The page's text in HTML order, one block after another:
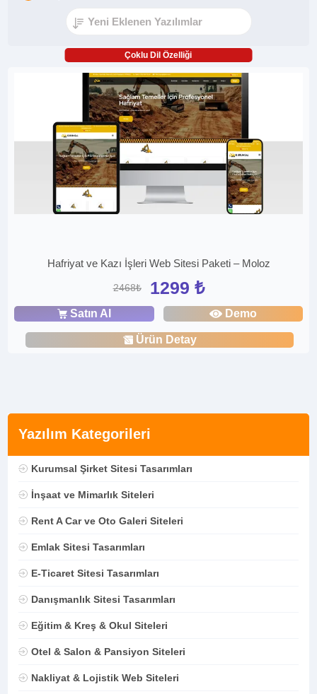
Yazılım Kategorileri
Kurumsal Şirket Sitesi Tasarımları
İnşaat ve Mimarlık Siteleri
Rent A Car ve Oto Galeri Siteleri
Emlak Sitesi Tasarımları
E-Ticaret Sitesi Tasarımları
Danışmanlık Sitesi Tasarımları
Eğitim & Kreş & Okul Siteleri
Otel & Salon & Pansiyon Siteleri
Nakliyat & Lojistik Web Siteleri
Çoklu Dil Özelliği
Hafriyat ve Kazı İşleri Web Sitesi Paketi – Moloz
2468₺ 1299 ₺
Satın Al Demo
Ürün Detay